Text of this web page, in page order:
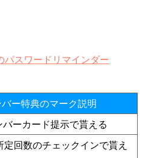
スワードリマインダー
ー特典のマーク説明
ーカード提示で貰える
回数のチェックインで貰え